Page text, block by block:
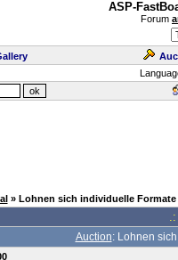
ASP-
Forum
» Lohnen sich individuelle
Auction: Lohnen